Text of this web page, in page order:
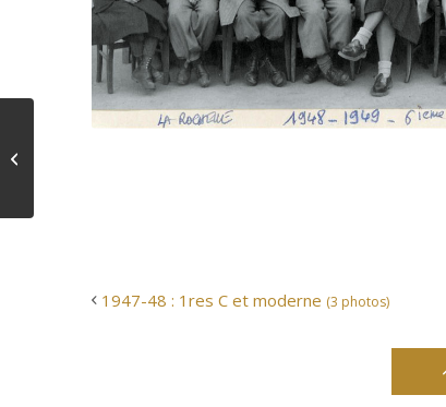
1947-48 : 1res C et moderne (3 photos)